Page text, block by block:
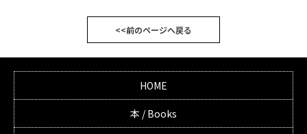
<<前のページへ戻る
HOME
本 / Books